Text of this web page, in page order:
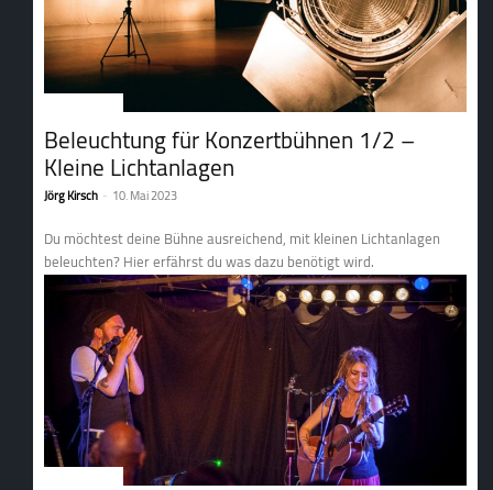
Beleuchtung für Konzertbühnen 1/2 –
Kleine Lichtanlagen
Jörg Kirsch - 10. Mai 2023
Du möchtest deine Bühne ausreichend, mit kleinen Lichtanlagen
beleuchten? Hier erfährst du was dazu benötigt wird.